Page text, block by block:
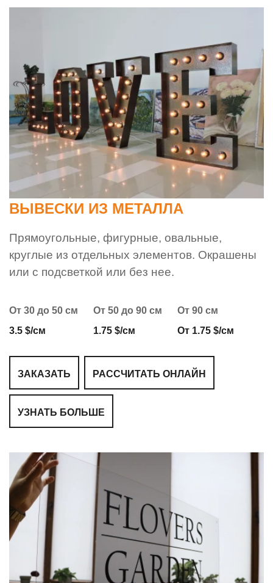
ВЫВЕСКИ ИЗ МЕТАЛЛА
Прямоугольные, фигурные, овальные,
круглые из отдельных элементов. Окрашены
или с подсветкой или без нее.
От 30 до 50 см
3.5 $/см
От 50 до 90 см
1.75 $/см
От 90 см
От 1.75 $/см
ЗАКАЗАТЬ РАССЧИТАТЬ ОНЛАЙН
УЗНАТЬ БОЛЬШЕ